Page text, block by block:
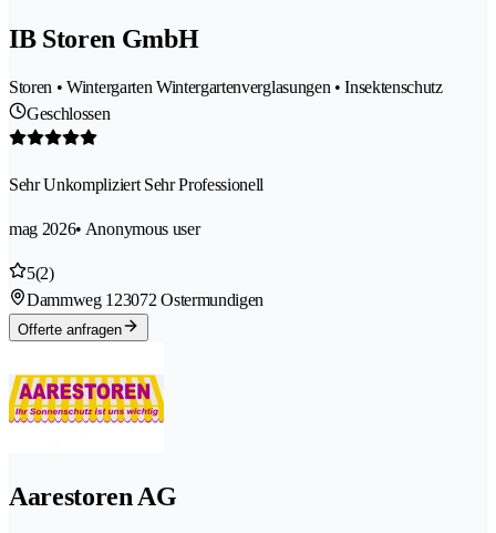
IB Storen GmbH
Storen • Wintergarten Wintergartenverglasungen • Insektenschutz
Geschlossen
Sehr Unkompliziert Sehr Professionell
mag 2026• Anonymous user
5(2)
Dammweg 123072 Ostermundigen
Offerte anfragen
Aarestoren AG